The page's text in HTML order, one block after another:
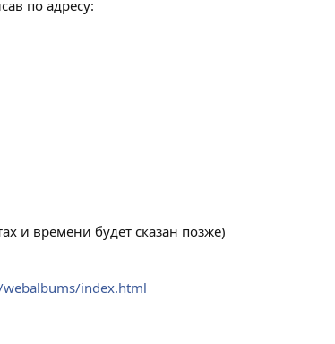
по адресу:
и времени будет сказан позже)
index.html